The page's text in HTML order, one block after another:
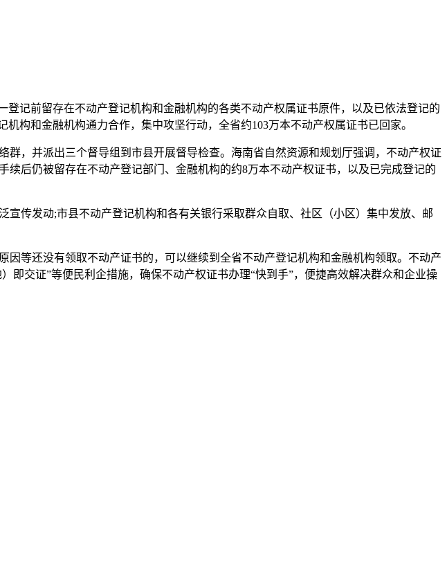
记前留存在不动产登记机构和金融机构的各类不动产权属证书原件，以及已依法登记的
构和金融机构通力合作，集中攻坚行动，全省约103万本不动产权属证书已回家。
，并派出三个督导组到市县开展督导检查。海南省自然资源和规划厅强调，不动产权证
后仍被留存在不动产登记部门、金融机构的约8万本不动产权证书，以及已完成登记的
传发动;市县不动产登记机构和各有关银行采取群众自取、社区（小区）集中发放、邮
等还没有领取不动产证书的，可以继续到全省不动产登记机构和金融机构领取。不动产
即交证”等便民利企措施，确保不动产权证书办理“快到手”，便捷高效解决群众和企业操